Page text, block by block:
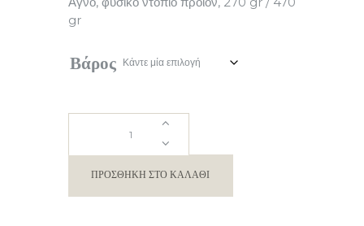
through
gr
Βάρος
ΚΟΥΜΑΡΙΑΣ
ΠΡΟΣΘΉΚΗ ΣΤΟ ΚΑΛΆΘΙ